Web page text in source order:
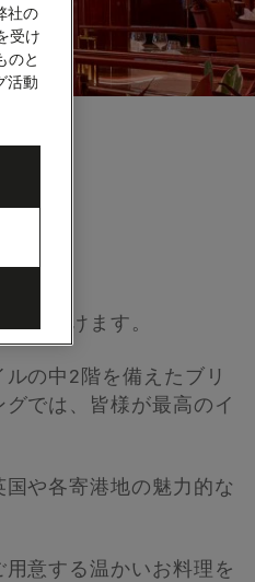
ただけます。
の中2階を備えたブリ
では、皆様が最高のイ
や各寄港地の魅力的な
意する温かいお料理を
社の
受け
のと
活動